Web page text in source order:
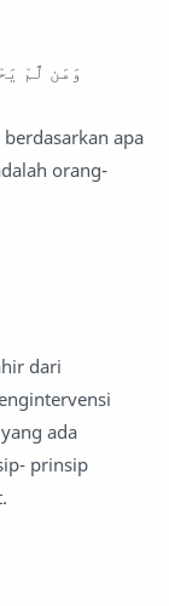
وَمَن لَّمْ
apa
orang-
dari
ada
prinsip